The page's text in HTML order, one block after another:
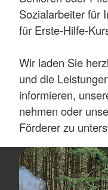
Sozialarbeiter für
für Erste-Hilfe-
Wir laden Sie
und die
informieren,
nehmen oder
Förderer zu